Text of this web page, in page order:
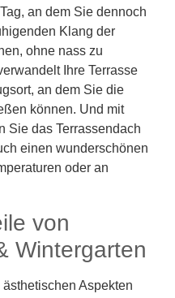
an dem Sie dennoch
Klang der
ohne nass zu
Ihre Terrasse
an dem Sie die
können. Und mit
Sie das Terrassendach
einen wunderschönen
oder an
von
Wintergarten
Aspekten